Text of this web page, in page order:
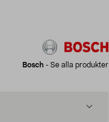
Bosch - Se alla produkter